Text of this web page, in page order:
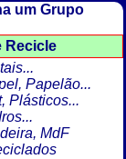
um Grupo
Recicle
Papelão...
Plásticos...
MdF